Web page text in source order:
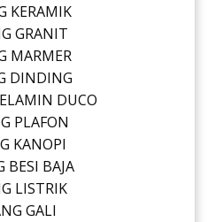
KERAMIK
GRANIT
MARMER
DINDING
DUCO
PLAFON
KANOPI
BESI BAJA
LISTRIK
GALI